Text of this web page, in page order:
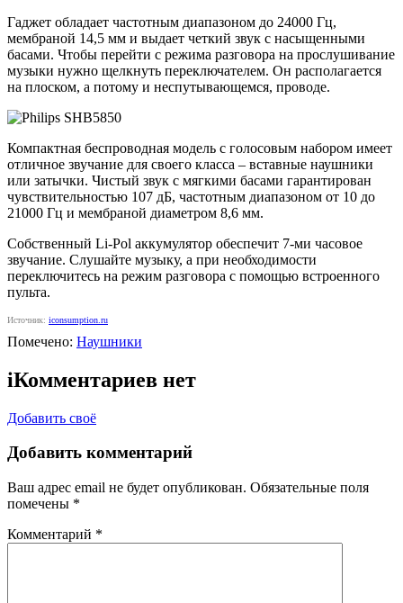
Гаджет обладает частотным диапазоном до 24000 Гц,
мембраной 14,5 мм и выдает четкий звук с насыщенными
басами. Чтобы перейти с режима разговора на прослушивание
музыки нужно щелкнуть переключателем. Он располагается
на плоском, а потому и неспутывающемся, проводе.
Компактная беспроводная модель с голосовым набором имеет
отличное звучание для своего класса – вставные наушники
или затычки. Чистый звук с мягкими басами гарантирован
чувствительностью 107 дБ, частотным диапазоном от 10 до
21000 Гц и мембраной диаметром 8,6 мм.
Собственный Li-Pol аккумулятор обеспечит 7-ми часовое
звучание. Слушайте музыку, а при необходимости
переключитесь на режим разговора с помощью встроенного
пульта.
Источник: iconsumption.ru
Помечено: Наушники
iКомментариев нет
Добавить своё
Добавить комментарий
Ваш адрес email не будет опубликован. Обязательные поля
помечены *
Комментарий *